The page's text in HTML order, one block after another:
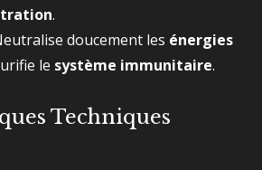
.
doucement les énergies
le système immunitaire.
Techniques